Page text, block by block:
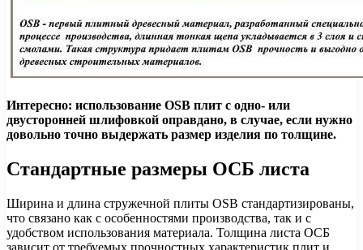
Интересно: использование OSB плит с одно- или
двусторонней шлифовкой оправдано, в случае, если нужно
довольно точно выдержать размер изделия по толщине.
Стандартные размеры ОСБ листа
Ширина и длина стружечной плиты OSB стандартизированы,
что связано как с особенностями производства, так и с
удобством использования материала. Толщина листа ОСБ